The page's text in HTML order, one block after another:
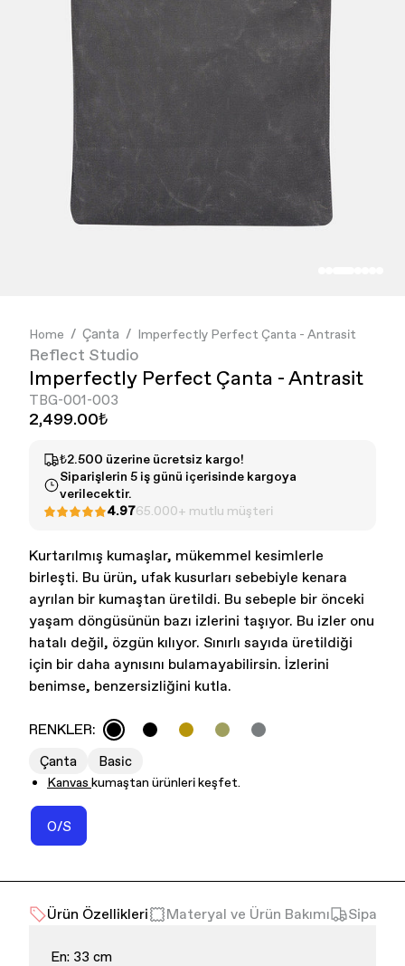
İndirim
Best Sellers
AKSESUAR
KOLEKSİYONLAR
Kadın - Tüm Ürünler
İndirim
Best Sellers
AKSESUAR
KOLEKSİYONLAR
Erkek - Tüm ürünler
Reflect + Friends
mor ve ötesi
DUMAN
MUBI
Bruno Society
Cheetos
Home Çanta Imperfectly Perfect Çanta - Antrasit
Reflect Studio
Imperfectly Perfect Çanta - Antrasit
TBG-001-003
2,499.00₺
₺2.500 üzerine ücretsiz kargo!
Siparişlerin 5 iş günü içerisinde kargoya
verilecektir.
4.9765.000+ mutlu müşteri
Kurtarılmış kumaşlar, mükemmel kesimlerle
birleşti. Bu ürün, ufak kusurları sebebiyle kenara
ayrılan bir kumaştan üretildi. Bu sebeple bir önceki
yaşam döngüsünün bazı izlerini taşıyor. Bu izler onu
hatalı değil, özgün kılıyor. Sınırlı sayıda üretildiği
için bir daha aynısını bulamayabilirsin. İzlerini
benimse, benzersizliğini kutla.
RENKLER:
Basic
Çanta
Kanvas kumaştan ürünleri keşfet.
O/SVaryasyon
Ürün Özellikleri Materyal ve Ürün Bakımı Sipariş
En: 33 cm